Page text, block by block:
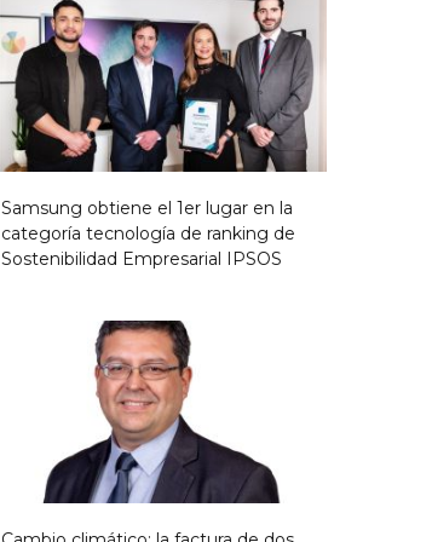
Samsung obtiene el 1er lugar en la
categoría tecnología de ranking de
Sostenibilidad Empresarial IPSOS